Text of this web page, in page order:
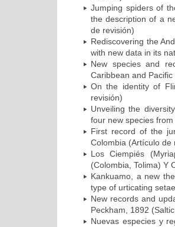
Jumping spiders of
the description of a
de revisión)
Rediscovering the
with new data in its
New species and
Caribbean and
On the identity of
revisión)
Unveiling the
four new species
First record of the
Colombia (Artículo de
Los Ciempiés
(Colombia, Tolima) Y
Kankuamo, a new
type of urticating
New records and
Peckham, 1892
Nuevas especies y